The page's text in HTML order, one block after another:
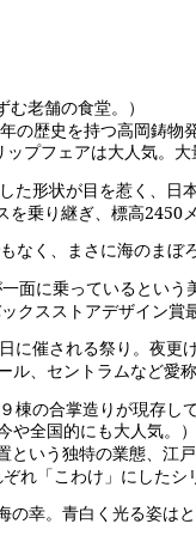
老舗の食堂。）
年の歴史を持つ高岡鋳物
プフェアは大人気。大
した形状が目を惹く、日
を乗り継ぎ、標高2450
なく、まさに海のまぼ
面に乗っているとい
クスストアデザイン賞
日に催される祭り。夜更
ル、セントラムなど愛称
棟の合掌造りが現存し
や全国的にも大人気。）
という独特の業態、江
れ「こわけ」にした
の幸。青白く光る姿はと